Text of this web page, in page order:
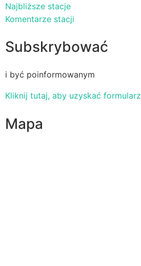
Najbliższe stacje
Komentarze stacji
Subskrybować
i być poinformowanym
Kliknij tutaj, aby uzyskać formularz
Mapa